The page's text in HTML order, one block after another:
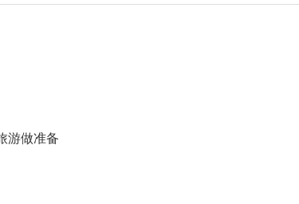
游做准备